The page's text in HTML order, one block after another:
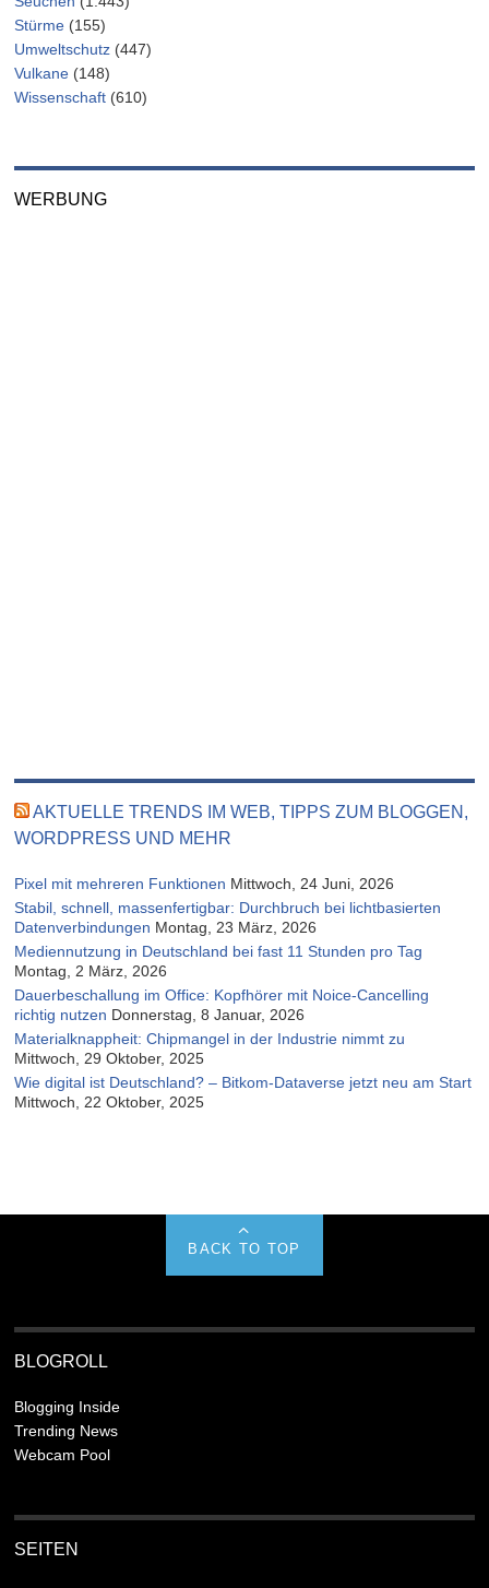
Stürme (155)
Umweltschutz (447)
Vulkane (148)
Wissenschaft (610)
WERBUNG
AKTUELLE TRENDS IM WEB, TIPPS ZUM BLOGGEN,
WORDPRESS UND MEHR
Pixel mit mehreren Funktionen Mittwoch, 24 Juni, 2026
Stabil, schnell, massenfertigbar: Durchbruch bei lichtbasierten
Datenverbindungen Montag, 23 März, 2026
Mediennutzung in Deutschland bei fast 11 Stunden pro Tag
Montag, 2 März, 2026
Dauerbeschallung im Office: Kopfhörer mit Noice-Cancelling
richtig nutzen Donnerstag, 8 Januar, 2026
Materialknappheit: Chipmangel in der Industrie nimmt zu
Mittwoch, 29 Oktober, 2025
Wie digital ist Deutschland? – Bitkom-Dataverse jetzt neu am Start
Mittwoch, 22 Oktober, 2025
BACK TO TOP
BLOGROLL
Blogging Inside
Trending News
Webcam Pool
SEITEN